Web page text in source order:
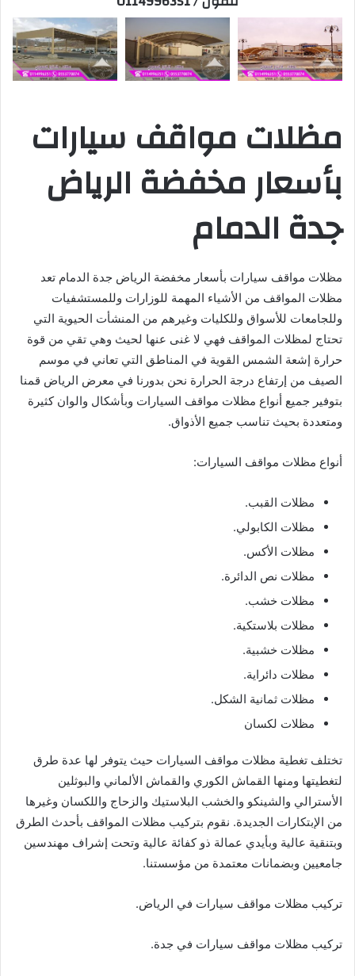
مظلات مواقف سيارات
بأسعار مخفضة الرياض
جدة الدمام
مظلات مواقف سيارات بأسعار مخفضة الرياض جدة الدمام تعد
مظلات المواقف من الأشياء المهمة للوزارات وللمستشفيات
وللجامعات للأسواق وللكليات وغيرهم من المنشأت الحيوية التي
تحتاج لمظلات المواقف فهي لا غنى عنها لحيث وهي تقي من قوة
حرارة إشعة الشمس القوية في المناطق التي تعاني في موسم
الصيف من إرتفاع درجة الحرارة نحن بدورنا في معرض الرياض قمنا
بتوفير جميع أنواع مظلات مواقف السيارات وبأشكال والوان كثيرة
ومتعددة بحيث تناسب جميع الأذواق.
أنواع مظلات مواقف السيارات:
مظلات القبب.
مظلات الكابولي.
مظلات الأكس.
مظلات نص الدائرة.
مظلات خشب.
مظلات بلاستكية.
مظلات خشبية.
مظلات دائراية.
مظلات ثمانية الشكل.
مظلات لكسان
تختلف تغطية مظلات مواقف السيارات حيث يتوفر لها عدة طرق
لتغطيتها ومنها القماش الكوري والقماش الألماني والبوثلين
الأسترالي والشينكو والخشب البلاستيك والزحاج واللكسان وغيرها
من الإبتكارات الجديدة. نقوم بتركيب مظلات المواقف بأحدث الطرق
وبتنقية عالية وبأيدي عمالة ذو كفائة عالية وتحت إشراف مهندسين
جامعيين وبضمانات معتمدة من مؤسستنا.
تركيب مظلات مواقف سيارات في الرياض.
تركيب مظلات مواقف سيارات في جدة.